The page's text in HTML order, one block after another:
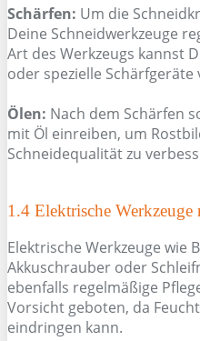
Schärfen: Um die
Deine Schneidwerkzeuge
Art des Werkzeugs kannst
oder spezielle Schärfgeräte
Ölen: Nach dem Schärfen
mit Öl einreiben, um
Schneidequalität zu
1.4 Elektrische Werkzeuge
Elektrische Werkzeuge wie
Akkuschrauber oder
ebenfalls regelmäßige
Vorsicht geboten, da
eindringen kann.